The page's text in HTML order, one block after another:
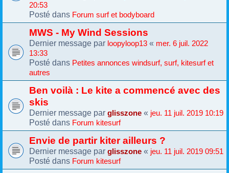
20:53
Posté dans Forum surf et bodyboard
MWS - My Wind Sessions
Dernier message par loopyloop13 « mer. 6 juil. 2022
13:33
Posté dans Petites annonces windsurf, surf, kitesurf et
autres
Ben voilà : Le kite a commencé avec des
skis
Dernier message par glisszone « jeu. 11 juil. 2019 10:19
Posté dans Forum kitesurf
Envie de partir kiter ailleurs ?
Dernier message par glisszone « jeu. 11 juil. 2019 09:51
Posté dans Forum kitesurf